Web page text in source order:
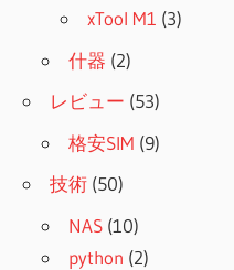
xTool M1 (3)
什器 (2)
レビュー (53)
格安SIM (9)
技術 (50)
NAS (10)
python (2)